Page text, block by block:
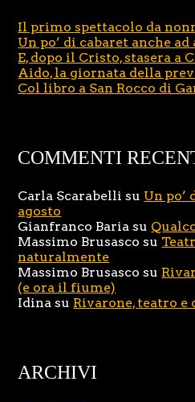
Il primo spettacolo da
Un po’ di cabaret anche ad
E, dopo il Cristo, stasera a
Aido, la giornata della
Col libro a San Rocco di
COMMENTI
Carla Scarabelli su Un po’
agosto
Gianfranco Baria su
Massimo Brusasco su
naturalmente
Massimo Brusasco su
(e ora il fiume)
Idina su Rivarone, teatro
ARCHIVI